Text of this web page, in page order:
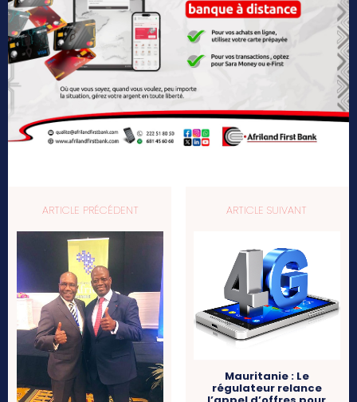
ARTICLE PRÉCÉDENT ARTICLE SUIVANT
Mauritanie : Le
régulateur relance